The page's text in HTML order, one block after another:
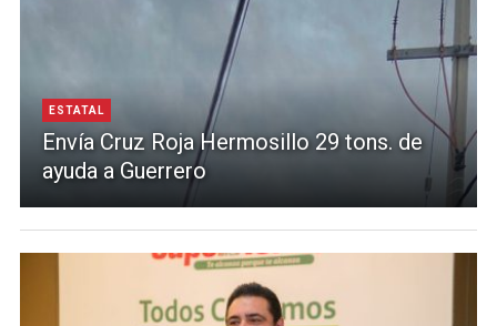
ESTATAL
Envía Cruz Roja Hermosillo 29 tons. de
ayuda a Guerrero